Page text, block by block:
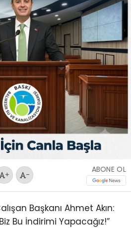
+ -
ABONE OL
Başkanı Ahmet Akın:
Bu İndirimi Yapacağız!”